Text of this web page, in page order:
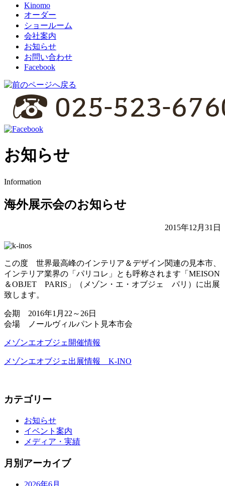
Kinomo
オーダー
ショールーム
会社案内
お知らせ
お問い合わせ
Facebook
お知らせ
Information
海外展示会のお知らせ
2015年12月31日
この度 世界最高峰のインテリア＆デザイン関連の見本市、
インテリア業界の「パリコレ」とも呼称されます「MEISON
＆OBJET PARIS」（メゾン・エ・オブジェ パリ）に出展
致します。
会期 2016年1月22～26日
会場 ノールヴィルパント見本市会
メゾンエオブジェ開催情報
メゾンエオブジェ出展情報 K-INO
カテゴリー
お知らせ
イベント案内
メディア・実績
月別アーカイブ
2026年6月